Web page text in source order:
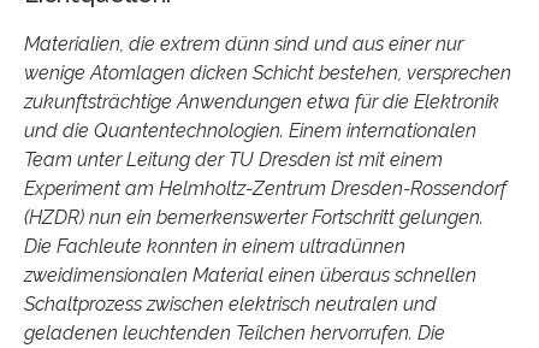
Materialien, die extrem dünn sind und aus einer nur
wenige Atomlagen dicken Schicht bestehen, versprechen
zukunftsträchtige Anwendungen etwa für die Elektronik
und die Quantentechnologien. Einem internationalen
Team unter Leitung der TU Dresden ist mit einem
Experiment am Helmholtz-Zentrum Dresden-Rossendorf
(HZDR) nun ein bemerkenswerter Fortschritt gelungen.
Die Fachleute konnten in einem ultradünnen
zweidimensionalen Material einen überaus schnellen
Schaltprozess zwischen elektrisch neutralen und
geladenen leuchtenden Teilchen hervorrufen. Die